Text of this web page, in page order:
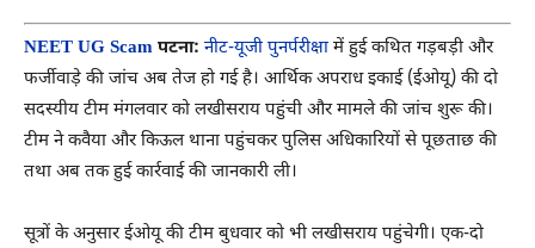
NEET UG Scam पटना: नीट-यूजी पुनर्परीक्षामें हुई कथित गड़बड़ी और
फर्जीवाड़े की जांच अब तेज हो गई है। आर्थिक अपराध इकाई (ईओयू) की दो
सदस्यीय टीम मंगलवार को लखीसराय पहुंची और मामले की जांच शुरू की।
टीम ने कवैया और किऊल थाना पहुंचकर पुलिस अधिकारियों से पूछताछ की
तथा अब तक हुई कार्रवाई की जानकारी ली।
सूत्रों के अनुसार ईओयू की टीम बुधवार को भी लखीसराय पहुंचेगी। एक-दो